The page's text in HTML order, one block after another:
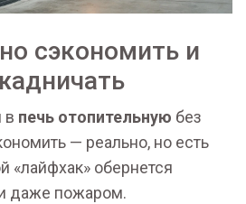
сэкономить и
в печь отопительную без
— реально, но есть
«лайфхак» обернется
даже пожаром.